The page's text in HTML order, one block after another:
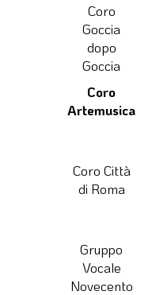
Coro
Goccia
dopo
Goccia
Coro
Artemusica
Coro Città
di Roma
Gruppo
Vocale
Novecento